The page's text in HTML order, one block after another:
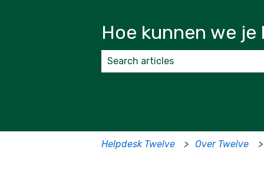
Hoe kunnen we je
Helpdesk Twelve Over Twelve